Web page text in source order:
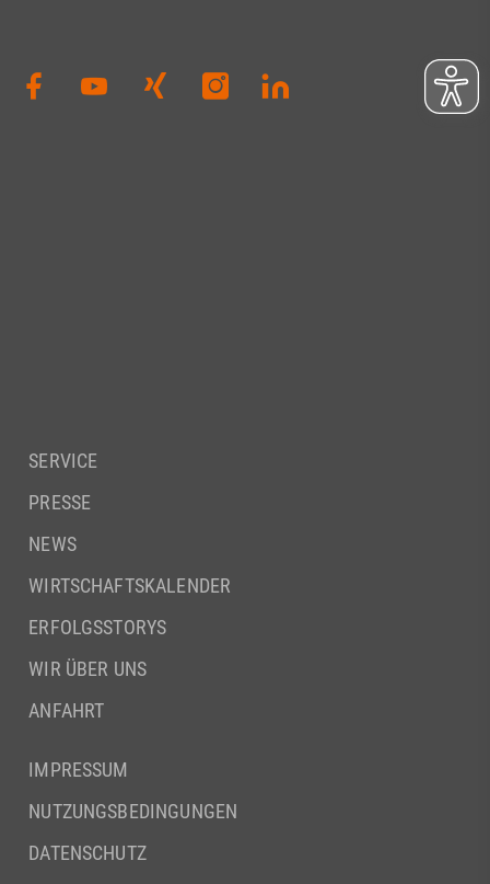
SERVICE
PRESSE
NEWS
WIRTSCHAFTSKALENDER
ERFOLGSSTORYS
WIR ÜBER UNS
ANFAHRT
IMPRESSUM
NUTZUNGSBEDINGUNGEN
DATENSCHUTZ